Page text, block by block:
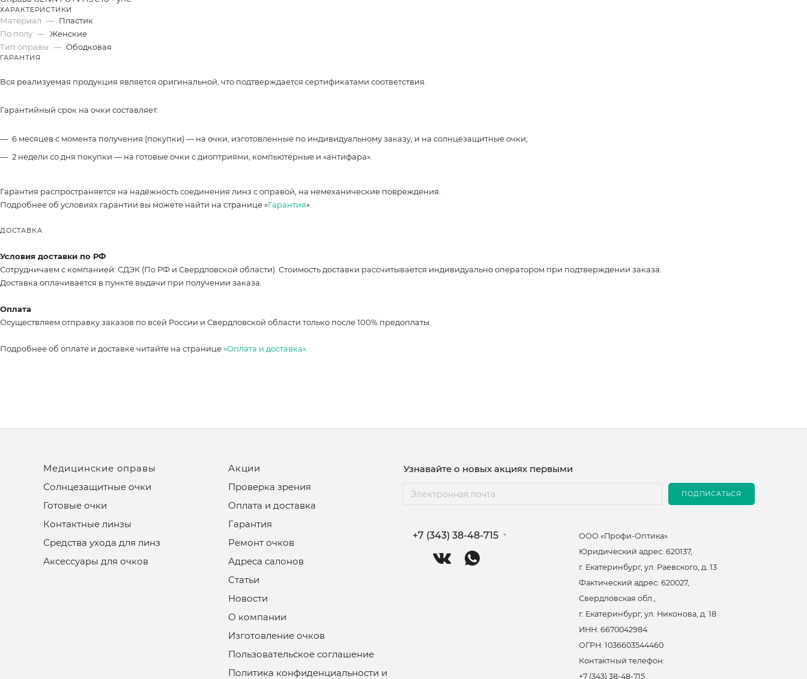
ХАРАКТЕРИСТИКИ
Материал — Пластик
По полу — Женские
Тип оправы — Ободковая
ГАРАНТИЯ
Вся реализуемая продукция является оригинальной, что подтверждается сертификатами соответствия.
Гарантийный срок на очки составляет:
6 месяцев с момента получения (покупки) — на очки, изготовленные по индивидуальному заказу, и на солнцезащитные очки;
2 недели со дня покупки — на готовые очки с диоптриями, компьютерные и «антифара».
Гарантия распространяется на надёжность соединения линз с оправой, на немеханические повреждения.
Подробнее об условиях гарантии вы можете найти на странице «Гарантия».
ДОСТАВКА
Условия доставки по РФ
Сотрудничаем с компанией: СДЭК (По РФ и Свердловской области). Стоимость доставки рассчитывается индивидуально оператором при подтверждении заказа.
Доставка оплачивается в пункте выдачи при получении заказа.
Оплата
Осуществляем отправку заказов по всей России и Свердловской области только после 100% предоплаты.
Подробнее об оплате и доставке читайте на странице«Оплата и доставка».
Медицинские оправы
Солнцезащитные очки
Готовые очки
Контактные линзы
Средства ухода для линз
Аксессуары для очков
Акции
Проверка зрения
Оплата и доставка
Гарантия
Ремонт очков
Адреса салонов
Статьи
Новости
О компании
Изготовление очков
Пользовательское соглашение
Политика конфиденциальности и
Узнавайте о новых акциях первыми
ПОДПИСАТЬСЯ
+7 (343) 38-48-715
ООО «Профи-Оптика»
Юридический адрес: 620137,
г. Екатеринбург, ул. Раевского, д. 13
Фактический адрес: 620027,
Свердловская обл.,
г. Екатеринбург, ул. Никонова, д. 18
ИНН: 6670042984
ОГРН: 1036603544460
Контактный телефон:
+7 (343) 38-48-715